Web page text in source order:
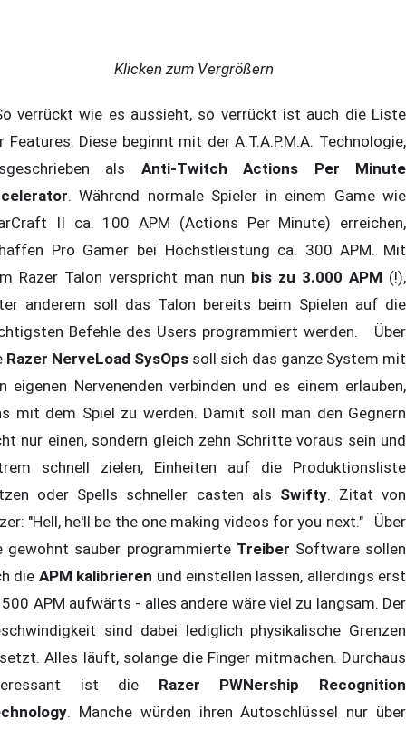
Klicken zum Vergrößern
verrückt wie es aussieht, so verrückt ist auch die Liste
Features. Diese beginnt mit der A.T.A.P.M.A. Technologie,
als Anti-Twitch Actions Per Minute
. Während normale Spieler in einem Game wie
II ca. 100 APM (Actions Per Minute) erreichen,
Pro Gamer bei Höchstleistung ca. 300 APM. Mit
Razer Talon verspricht man nun bis zu 3.000 APM (!),
anderem soll das Talon bereits beim Spielen auf die
Befehle des Users programmiert werden. Über
Razer NerveLoad SysOps soll sich das ganze System mit
eigenen Nervenenden verbinden und es einem erlauben,
mit dem Spiel zu werden. Damit soll man den Gegnern
nur einen, sondern gleich zehn Schritte voraus sein und
schnell zielen, Einheiten auf die Produktionsliste
oder Spells schneller casten als Swifty. Zitat von
"Hell, he'll be the one making videos for you next." Über
gewohnt sauber programmierte Treiber Software sollen
die APM kalibrieren und einstellen lassen, allerdings erst
APM aufwärts - alles andere wäre viel zu langsam. Der
sind dabei lediglich physikalische Grenzen
Alles läuft, solange die Finger mitmachen. Durchaus
ist die Razer PWNership Recognition
. Manche würden ihren Autoschlüssel nur über